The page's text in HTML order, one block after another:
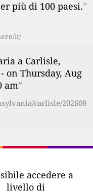
più di 100 paesi.”
it/
a Carlisle,
on Thursday, Aug
am”
carlisle/202608
accedere a
livello di